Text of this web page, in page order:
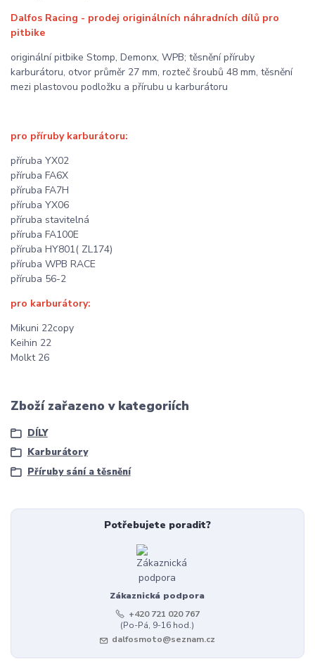
Dalfos Racing - prodej originálních náhradních dílů pro
pitbike
originální pitbike Stomp, Demonx, WPB; těsnění příruby
karburátoru, otvor průměr 27 mm, rozteč šroubů 48 mm, těsnění
mezi plastovou podložku a přírubu u karburátoru
pro příruby karburátoru:
příruba YX02
příruba FA6X
příruba FA7H
příruba YX06
příruba stavitelná
příruba FA100E
příruba HY801( ZL174)
příruba WPB RACE
příruba 56-2
pro karburátory:
Mikuni 22copy
Keihin 22
Molkt 26
Zboží zařazeno v kategoriích
DÍLY
Karburátory
Příruby sání a těsnění
Potřebujete poradit?
Zákaznická podpora
+420 721 020 767
(Po-Pá, 9-16 hod.)
dalfosmoto@seznam.cz